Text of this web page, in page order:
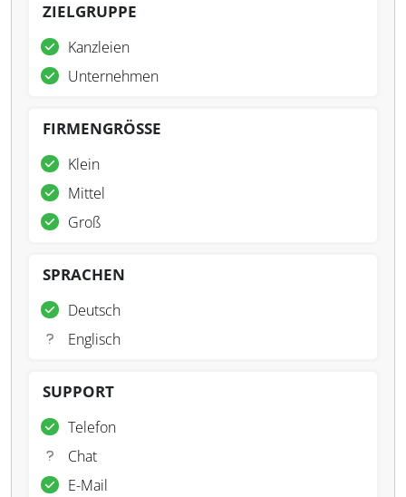
ZIELGRUPPE
Kanzleien
Unternehmen
FIRMENGRÖSSE
Klein
Mittel
Groß
SPRACHEN
Deutsch
Englisch
SUPPORT
Telefon
Chat
E-Mail